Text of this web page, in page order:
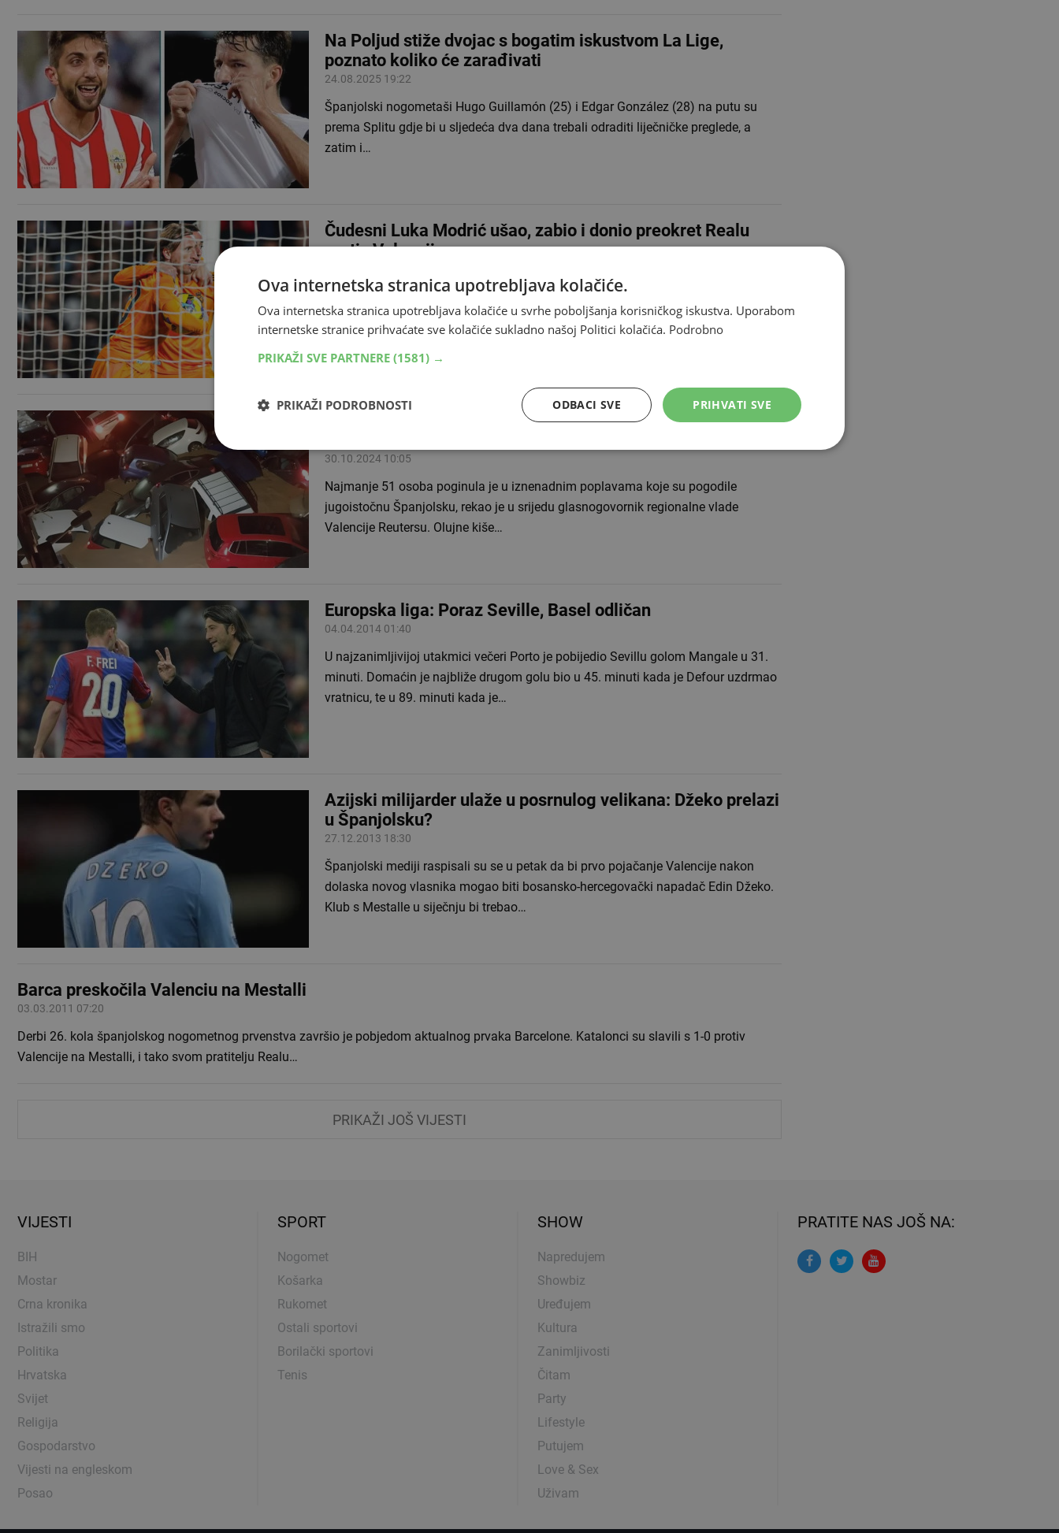
Na Poljud stiže dvojac s bogatim iskustvom La Lige,
poznato koliko će zarađivati
24.08.2025 19:22
Španjolski nogometaši Hugo Guillamón (25) i Edgar González (28) na putu su
prema Splitu gdje bi u sljedeća dva dana trebali odraditi liječničke preglede, a
zatim i…
Čudesni Luka Modrić ušao, zabio i donio preokret Realu
protiv Valencije
Nogometaši Valencije ugostili su Real Madrid u sklopu španjolskog prvenstva.
Domaćini su vodili 1:0 do 85. minute, a onda je Real spasio Luka Modrić.
Madriđani su igrali i s…
U poplavama diljem Španjolske poginulo više od 50 ljudi,
30.10.2024 10:05
Najmanje 51 osoba poginula je u iznenadnim poplavama koje su pogodile
jugoistočnu Španjolsku, rekao je u srijedu glasnogovornik regionalne vlade
Valencije Reutersu. Olujne kiše…
Europska liga: Poraz Seville, Basel odličan
04.04.2014 01:40
U najzanimljivijoj utakmici večeri Porto je pobijedio Sevillu golom Mangale u 31.
minuti. Domaćin je najbliže drugom golu bio u 45. minuti kada je Defour uzdrmao
vratnicu, te u 89. minuti kada je…
Azijski milijarder ulaže u posrnulog velikana: Džeko prelazi
u Španjolsku?
27.12.2013 18:30
Španjolski mediji raspisali su se u petak da bi prvo pojačanje Valencije nakon
dolaska novog vlasnika mogao biti bosansko-hercegovački napadač Edin Džeko.
Klub s Mestalle u siječnju bi trebao…
Barca preskočila Valenciu na Mestalli
03.03.2011 07:20
Derbi 26. kola španjolskog nogometnog prvenstva završio je pobjedom aktualnog prvaka Barcelone. Katalonci su slavili s 1-0 protiv
Valencije na Mestalli, i tako svom pratitelju Realu…
PRIKAŽI JOŠ VIJESTI
VIJESTI
BIH
Mostar
Crna kronika
Istražili smo
Politika
Hrvatska
Svijet
Religija
Gospodarstvo
Vijesti na engleskom
Posao
SPORT
Nogomet
Košarka
Rukomet
Ostali sportovi
Borilački sportovi
Tenis
SHOW
Napredujem
Showbiz
Uređujem
Kultura
Zanimljivosti
Čitam
Party
Lifestyle
Putujem
Love & Sex
Uživam
PRATITE NAS JOŠ NA:
Ova internetska stranica upotrebljava kolačiće.
Ova internetska stranica upotrebljava kolačiće u svrhe poboljšanja korisničkog iskustva. Uporabom
internetske stranice prihvaćate sve kolačiće sukladno našoj Politici kolačića. Podrobno
PRIKAŽI SVE PARTNERE (1581) →
PRIHVATI SVE
ODBACI SVE
PRIKAŽI PODROBNOSTI